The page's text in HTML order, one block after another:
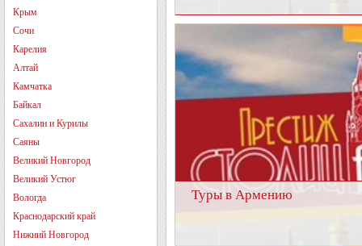
Крым
Сочи
Карелия
Алтай
Камчатка
Байкал
Сахалин и Курилы
Саяны
Великий Новгород
Великий Устюг
Вологда
Краснодарский край
Нижний Новгород
Туры в Армению